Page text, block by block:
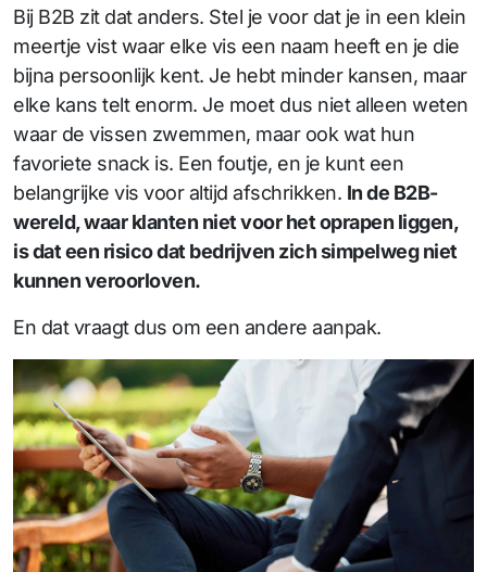
Bij B2B zit dat anders. Stel je voor dat je in een klein
meertje vist waar elke vis een naam heeft en je die
bijna persoonlijk kent. Je hebt minder kansen, maar
elke kans telt enorm. Je moet dus niet alleen weten
waar de vissen zwemmen, maar ook wat hun
favoriete snack is. Een foutje, en je kunt een
belangrijke vis voor altijd afschrikken. In de B2B-
wereld, waar klanten niet voor het oprapen liggen,
is dat een risico dat bedrijven zich simpelweg niet
kunnen veroorloven.
En dat vraagt dus om een andere aanpak.